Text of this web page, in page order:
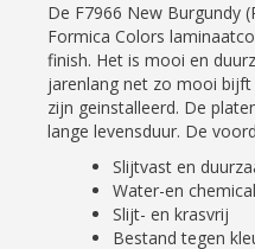
De F7966 New Burgundy
Formica Colors
finish. Het is mooi en
jarenlang net zo mooi
zijn geinstalleerd. De
lange levensduur. De
Slijtvast en
Water-en
Slijt- en krasvrij
Bestand tegen